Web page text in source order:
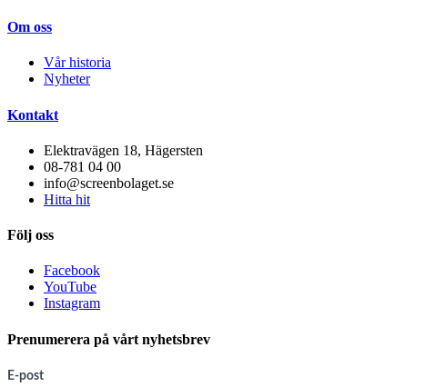
Om oss
Vår historia
Nyheter
Kontakt
Elektravägen 18, Hägersten
08-781 04 00
info@screenbolaget.se
Hitta hit
Följ oss
Facebook
YouTube
Instagram
Prenumerera på vårt nyhetsbrev
E-post